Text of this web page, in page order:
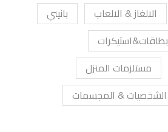
الالغاز & الالعاب
بانيني
بطاقات&استيكرات
مستلزمات المنزل
الشخصيات & المجسمات